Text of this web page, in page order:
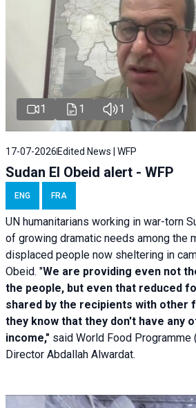
1 1 1
17-07-2026 Edited News | WFP
Sudan El Obeid alert - WFP
ENG FRA
UN humanitarians working in war-torn
of growing dramatic needs among the
displaced people now sheltering in
Obeid. "We are providing even not
the people, but even that reduced
shared by the recipients with other
they know that they don't have any
income," said World Food Programme
Director Abdallah Alwardat.